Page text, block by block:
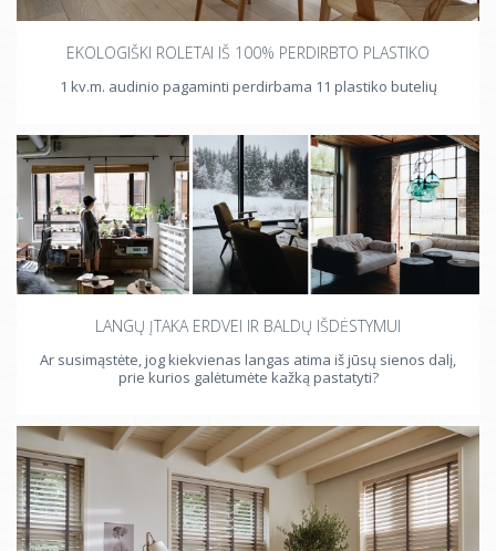
EKOLOGIŠKI ROLETAI IŠ 100% PERDIRBTO PLASTIKO
1 kv.m. audinio pagaminti perdirbama 11 plastiko butelių
LANGŲ ĮTAKA ERDVEI IR BALDŲ IŠDĖSTYMUI
Ar susimąstėte, jog kiekvienas langas atima iš jūsų sienos dalį,
prie kurios galėtumėte kažką pastatyti?